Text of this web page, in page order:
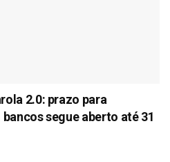
2.0: prazo para
segue aberto até 31